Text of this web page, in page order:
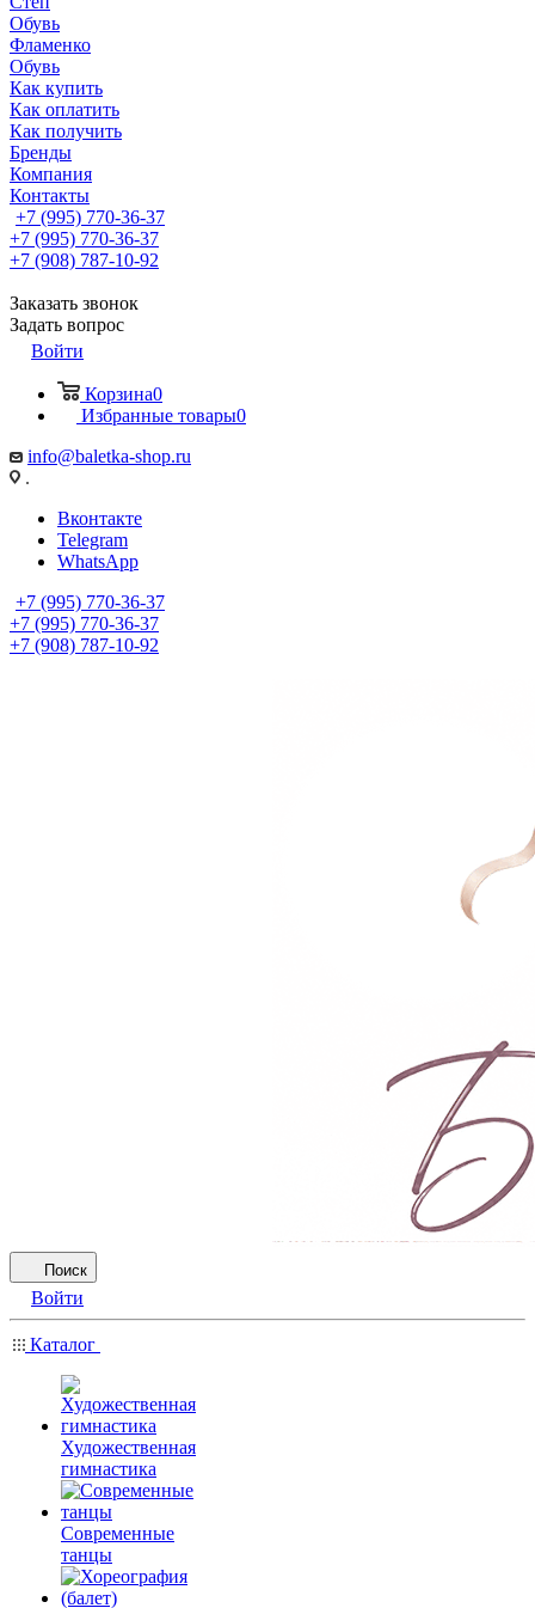
Обувь
Фламенко
Обувь
Как купить
Как оплатить
Как получить
Бренды
Компания
Контакты
+7 (995) 770-36-37
+7 (995) 770-36-37
+7 (908) 787-10-92
Заказать звонок
Задать вопрос
Войти
Корзина0
Избранные товары0
info@baletka-shop.ru
.
Вконтакте
Telegram
WhatsApp
+7 (995) 770-36-37
+7 (995) 770-36-37
+7 (908) 787-10-92
Поиск
Войти
Каталог
Художественная
гимнастика
Современные
танцы